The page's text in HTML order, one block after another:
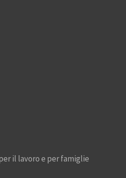
il lavoro e per famiglie